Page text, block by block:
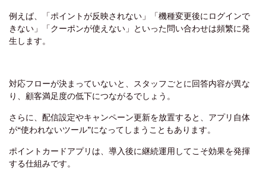
例えば、「ポイントが反映されない」「機種変更後にログインで
きない」「クーポンが使えない」といった問い合わせは頻繁に発
生します。
対応フローが決まっていないと、スタッフごとに回答内容が異な
り、顧客満足度の低下につながるでしょう。
さらに、配信設定やキャンペーン更新を放置すると、アプリ自体
が“使われないツール”になってしまうこともあります。
ポイントカードアプリは、導入後に継続運用してこそ効果を発揮
する仕組みです。